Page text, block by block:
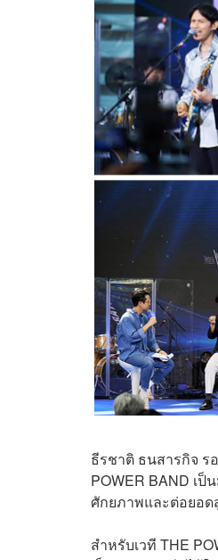
ธีรชาติ ธนสารกิจ ร
POWER BAND เ
ศักยภาพและต่อยอด
สำหรับเวที THE